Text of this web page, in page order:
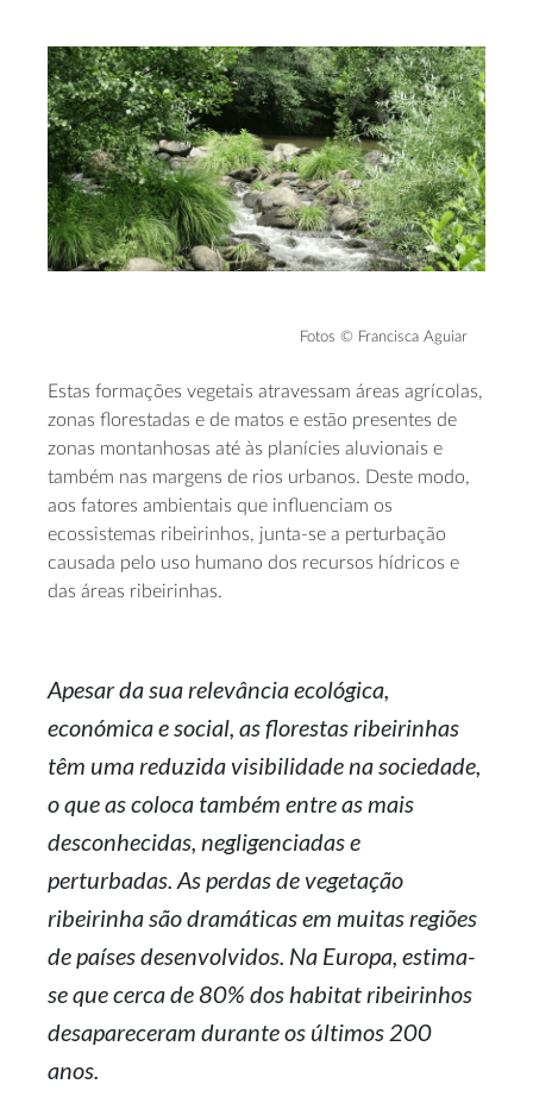
Fotos © Francisca Aguiar
Estas formações vegetais atravessam áreas agrícolas,
zonas florestadas e de matos e estão presentes de
zonas montanhosas até às planícies aluvionais e
também nas margens de rios urbanos. Deste modo,
aos fatores ambientais que influenciam os
ecossistemas ribeirinhos, junta-se a perturbação
causada pelo uso humano dos recursos hídricos e
das áreas ribeirinhas.
Apesar da sua relevância ecológica,
económica e social, as florestas ribeirinhas
têm uma reduzida visibilidade na sociedade,
o que as coloca também entre as mais
desconhecidas, negligenciadas e
perturbadas. As perdas de vegetação
ribeirinha são dramáticas em muitas regiões
de países desenvolvidos. Na Europa, estima-
se que cerca de 80% dos habitat ribeirinhos
desapareceram durante os últimos 200
anos.